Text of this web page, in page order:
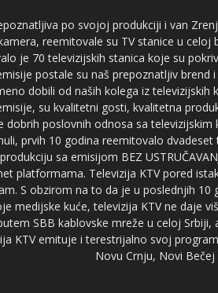
po svojoj produkciji i van
reemitovale su TV stanice u
je 70 televizijskih stanica koje su
postale su naš prepoznatljiv
dobili od naših kolega iz televizijskih
su kvalitetni gosti, kvalitetna
poslovnih odnosa sa
prvih 10 godina reemitovalo
sa emisijom BEZ
platformama. Televizija KTV pored
S obzirom na to da je u poslednjih
medijske kuće, televizija KTV ne daje
SBB kablovske mreže u celoj
KTV emituje i terestrijalno svoj
Novu Crnju, Novi Bečej